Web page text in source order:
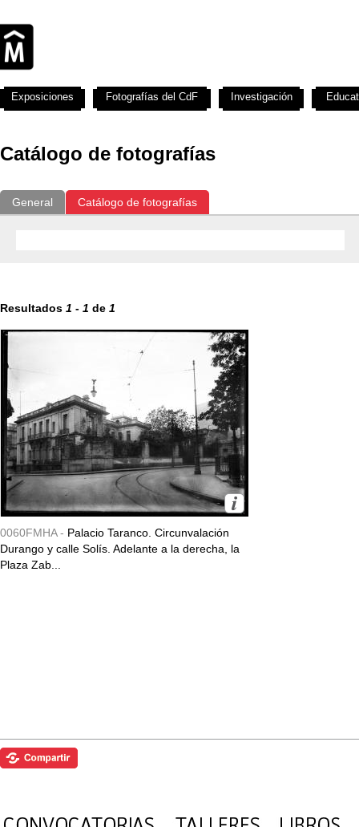
Catálogo de fotografías
General Catálogo de fotografías
Resultados 1 - 1 de 1
0060FMHA - Palacio Taranco. Circunvalación
Durango y calle Solís. Adelante a la derecha, la
Plaza Zab...
Exposiciones Fotografías del CdF Investigación